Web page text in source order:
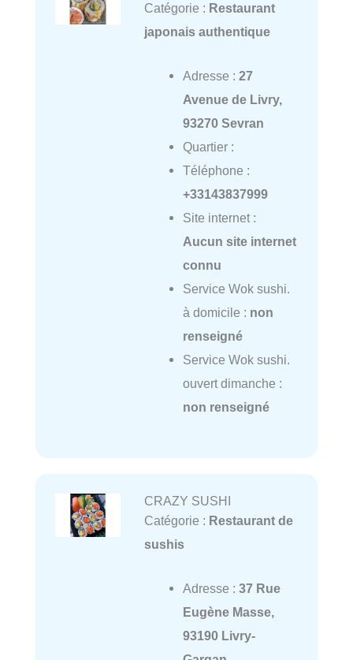
Catégorie : Restaurant
japonais authentique
Adresse : 27
Avenue de Livry,
93270 Sevran
Quartier :
Téléphone :
+33143837999
Site internet :
Aucun site internet
connu
Service Wok sushi.
à domicile : non
renseigné
Service Wok sushi.
ouvert dimanche :
non renseigné
CRAZY SUSHI
Catégorie : Restaurant de
sushis
Adresse : 37 Rue
Eugène Masse,
93190 Livry-